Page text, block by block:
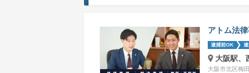
アトム法
逮捕前OK
大阪駅、
大阪市北区梅